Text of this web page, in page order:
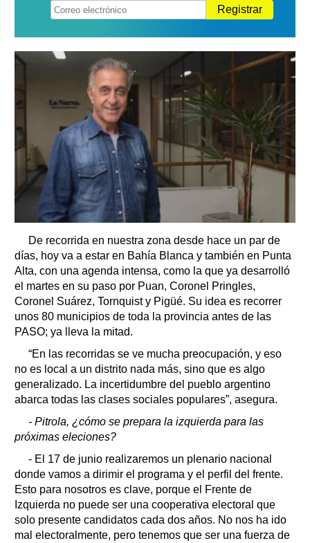
Registrar
De recorrida en nuestra zona desde hace un par de
días, hoy va a estar en Bahía Blanca y también en Punta
Alta, con una agenda intensa, como la que ya desarrolló
el martes en su paso por Puan, Coronel Pringles,
Coronel Suárez, Tornquist y Pigüé. Su idea es recorrer
unos 80 municipios de toda la provincia antes de las
PASO; ya lleva la mitad.
“En las recorridas se ve mucha preocupación, y eso
no es local a un distrito nada más, sino que es algo
generalizado. La incertidumbre del pueblo argentino
abarca todas las clases sociales populares”, asegura.
- Pitrola, ¿cómo se prepara la izquierda para las
próximas eleciones?
- El 17 de junio realizaremos un plenario nacional
donde vamos a dirimir el programa y el perfil del frente.
Esto para nosotros es clave, porque el Frente de
Izquierda no puede ser una cooperativa electoral que
solo presente candidatos cada dos años. No nos ha ido
mal electoralmente, pero tenemos que ser una fuerza de